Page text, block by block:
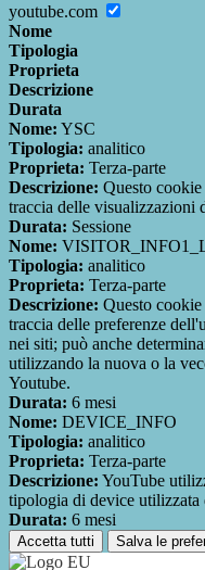
youtube.com
Nome
Tipologia
Proprieta
Descrizione
Durata
Nome: YSC
Tipologia: analitico
Proprieta: Terza-parte
Descrizione: Questo cookie
traccia delle visualizzazioni
Durata: Sessione
Nome:
Tipologia: analitico
Proprieta: Terza-parte
Descrizione: Questo cookie
traccia delle preferenze
nei siti; può anche
utilizzando la nuova o la
Youtube.
Durata: 6 mesi
Nome: DEVICE_INFO
Tipologia: analitico
Proprieta: Terza-parte
Descrizione: YouTube
tipologia di device utilizzata
Durata: 6 mesi
Accetta tutti Salva le